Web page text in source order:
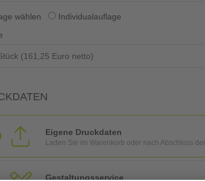
wählen
Individualauflage
Eigene Druckdaten
Laden Sie im Warenkorb oder nach Abschluss
Gestaltungsservice